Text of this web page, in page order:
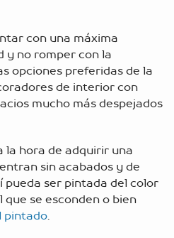
con una máxima
y no romper con la
opciones preferidas de la
de interior con
mucho más despejados
la hora de adquirir una
sin acabados y de
pueda ser pintada del color
se esconden o bien
pintado.